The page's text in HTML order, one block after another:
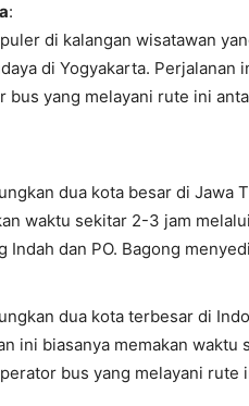
:
di kalangan wisatawan
di Yogyakarta. Perjalanan
bus yang melayani rute ini
dua kota besar di Jawa
waktu sekitar 2-3 jam
Indah dan PO. Bagong
dua kota terbesar di
ini biasanya memakan
bus yang melayani rute